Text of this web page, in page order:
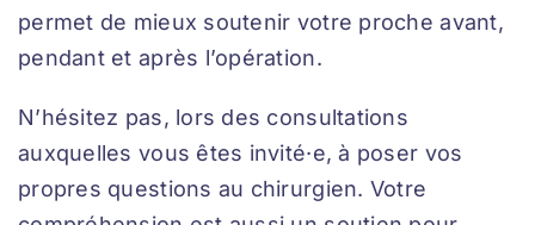
permet de mieux soutenir votre proche avant,
pendant et après l’opération.
N’hésitez pas, lors des consultations
auxquelles vous êtes invité·e, à poser vos
propres questions au chirurgien. Votre